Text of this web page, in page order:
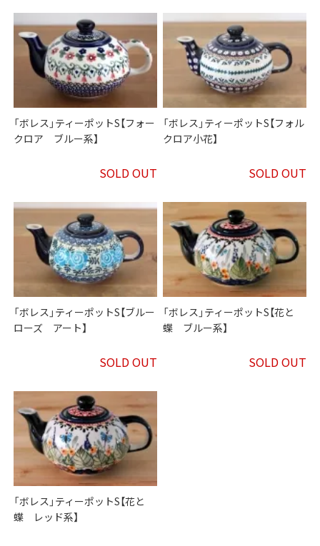
「ボレス」ティーポットS【フォー
クロア ブルー系】
SOLD OUT
「ボレス」ティーポットS【フォル
クロア小花】
SOLD OUT
「ボレス」ティーポットS【ブルー
ローズ アート】
SOLD OUT
「ボレス」ティーポットS【花と
蝶 ブルー系】
SOLD OUT
「ボレス」ティーポットS【花と
蝶 レッド系】